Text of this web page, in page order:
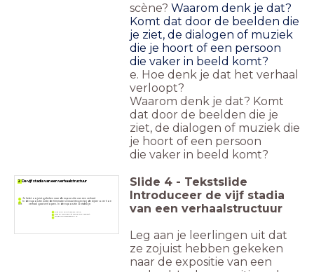
scène? Waarom denk je dat?
Komt dat door de beelden die
je ziet, de dialogen of muziek
die je hoort of een persoon
die vaker in beeld komt?
e. Hoe denk je dat het verhaal
verloopt?
Waarom denk je dat? Komt
dat door de beelden die je
ziet, de dialogen of muziek die
je hoort of een persoon
die vaker in beeld komt?
Je hebt zojuist gekeken naar de expositie van een verhaal.
In de expositie wekt de filmmaker verwachtingen bij de kijker over hoe
het verhaal gaat verlopen. In de expositie ontdek je:
Wat voor soort verhaal het is;
waar en wanneer het verhaal zich afspeelt;
wie de hoofdpersoon is.
2 De vijf stadia van een verhaalstructuur Slide 4 - Tekstslide
Introduceer de vijf stadia
van een verhaalstructuur
Leg aan je leerlingen uit dat
ze zojuist hebben gekeken
naar de expositie van een